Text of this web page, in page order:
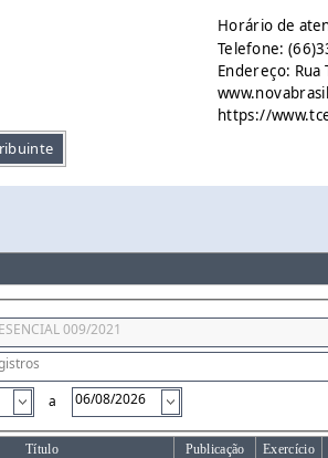
Horário de
Telefone:
Endereço: Rua
https://
a
Título Publicação Exercício